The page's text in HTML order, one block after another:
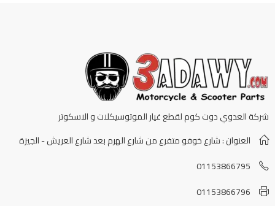
شركة العدوي دوت كوم لقطع غيار الموتوسيكلات و الاسكوتر
العنوان : شارع خوفو متفرع من شارع الهرم بعد شارع العريش - الجيزة
01153866795
01153866796